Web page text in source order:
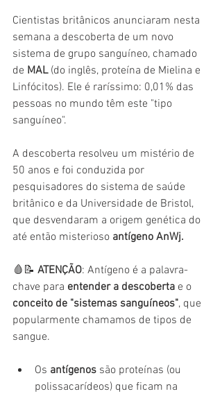
Cientistas britânicos anunciaram nesta
semana a descoberta de um novo
sistema de grupo sanguíneo, chamado
de MAL (do inglês, proteína de Mielina e
Linfócitos). Ele é raríssimo: 0,01% das
pessoas no mundo têm este "tipo
sanguíneo".
A descoberta resolveu um mistério de
50 anos e foi conduzida por
pesquisadores do sistema de saúde
britânico e da Universidade de Bristol,
que desvendaram a origem genética do
até então misterioso antígeno AnWj.
🩸📝 ATENÇÃO: Antígeno é a palavra-
chave para entender a descoberta e o
conceito de "sistemas sanguíneos", que
popularmente chamamos de tipos de
sangue.
Os antígenos são proteínas (ou
polissacarídeos) que ficam na